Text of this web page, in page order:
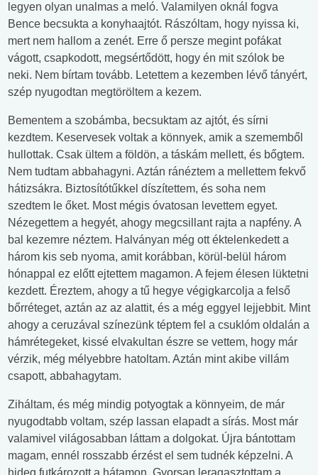
legyen olyan unalmas a meló. Valamilyen oknál fogva
Bence becsukta a konyhaajtót. Rászóltam, hogy nyissa ki,
mert nem hallom a zenét. Erre ő persze megint pofákat
vágott, csapkodott, megsértődött, hogy én mit szólok be
neki. Nem bírtam tovább. Letettem a kezemben lévő tányért,
szép nyugodtan megtöröltem a kezem.
Bementem a szobámba, becsuktam az ajtót, és sírni
kezdtem. Keservesek voltak a könnyek, amik a szememből
hullottak. Csak ültem a földön, a táskám mellett, és bőgtem.
Nem tudtam abbahagyni. Aztán ránéztem a mellettem fekvő
hátizsákra. Biztosítótűkkel díszítettem, és soha nem
szedtem le őket. Most mégis óvatosan levettem egyet.
Nézegettem a hegyét, ahogy megcsillant rajta a napfény. A
bal kezemre néztem. Halványan még ott éktelenkedett a
három kis seb nyoma, amit korábban, körül-belül három
hónappal ez előtt ejtettem magamon. A fejem élesen lüktetni
kezdett. Éreztem, ahogy a tű hegye végigkarcolja a felső
bőrréteget, aztán az az alattit, és a még eggyel lejjebbit. Mint
ahogy a ceruzával színezünk téptem fel a csuklóm oldalán a
hámrétegeket, kissé elvakultan észre se vettem, hogy már
vérzik, még mélyebbre hatoltam. Aztán mint akibe villám
csapott, abbahagytam.
Ziháltam, és még mindig potyogtak a könnyeim, de már
nyugodtabb voltam, szép lassan elapadt a sírás. Most már
valamivel világosabban láttam a dolgokat. Újra bántottam
magam, ennél rosszabb érzést el sem tudnék képzelni. A
hideg futkározott a hátamon. Gyorsan leragasztottam a